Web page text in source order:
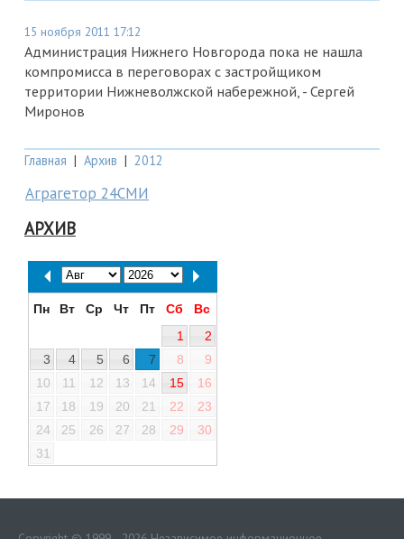
15 ноября 2011 17:12
Администрация Нижнего Новгорода пока не нашла
компромисса в переговорах с застройщиком
территории Нижневолжской набережной, - Сергей
Миронов
Главная | Архив | 2012
Аграгетор 24СМИ
АРХИВ
Пн Вт Ср Чт Пт Сб
Вс
1
2
3
4 5 6 7 8
9
10
11 12 13 14 15
16
17
18 19 20 21 22
23
24
25 26 27 28 29
30
31